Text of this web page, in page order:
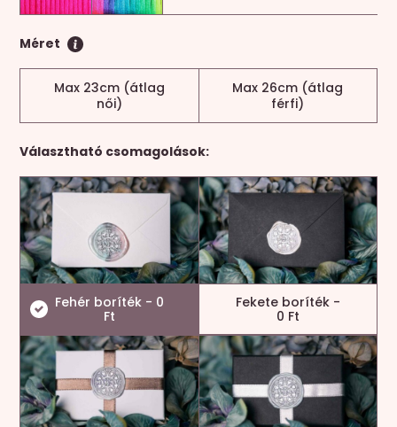
Méret
Max 23cm (átlag
női)
Max 26cm (átlag
férfi)
Választható csomagolások:
Fehér boríték - 0
Ft
Fekete boríték -
0 Ft